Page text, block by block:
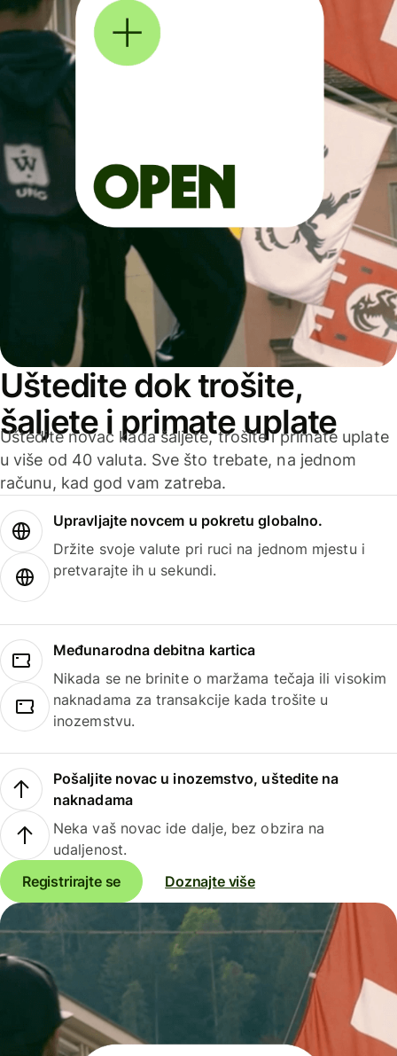
Uštedite dok trošite,
šaljete i primate uplate
Uštedite novac kada šaljete, trošite i primate uplate
u više od 40 valuta. Sve što trebate, na jednom
računu, kad god vam zatreba.
Upravljajte novcem u pokretu globalno.
Držite svoje valute pri ruci na jednom mjestu i
pretvarajte ih u sekundi.
Međunarodna debitna kartica
Nikada se ne brinite o maržama tečaja ili visokim
naknadama za transakcije kada trošite u
inozemstvu.
Pošaljite novac u inozemstvo, uštedite na
naknadama
Neka vaš novac ide dalje, bez obzira na
udaljenost.
Registrirajte se
Doznajte više